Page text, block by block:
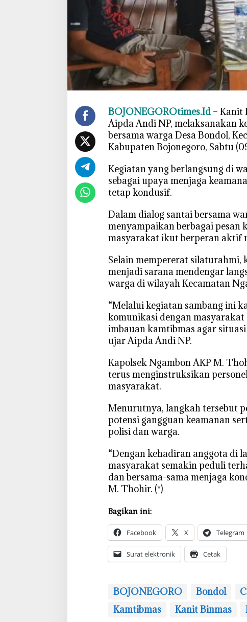
B
i
n
a
N
g
m
b
o
n
e
r
a
t
K
m
t
i
m
a
s
B
o
n
o
r
o
BOJONEGOROtimes.Id– Kanit
Aipda Andi NP, melaksanakan
bersama warga Desa Bondol,
Kabupaten Bojonegoro, Sabtu
‎Kegiatan yang berlangsung di
sebagai upaya menjaga
tetap kondusif.
‎Dalam dialog santai bersama
menyampaikan berbagai pesan
masyarakat ikut berperan aktif
‎Selain mempererat silaturahmi,
menjadi sarana mendengar
warga di wilayah Kecamatan
‎“Melalui kegiatan sambang ini
komunikasi dengan
imbauan kamtibmas agar
ujar Aipda Andi NP.
‎Kapolsek Ngambon AKP M.
terus menginstruksikan
masyarakat.
‎Menurutnya, langkah tersebut
potensi gangguan keamanan
polisi dan warga.
‎“Dengan kehadiran anggota di
masyarakat semakin peduli
dan bersama-sama menjaga
M. Thohir. (*)
Bagikan ini:
Facebook X Telegram
Surat elektronik Cetak
BOJONEGORO Bondol
Kamtibmas
‎‎Kanit Binmas